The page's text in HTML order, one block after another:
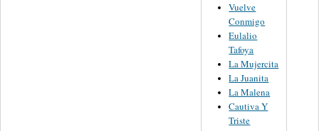
Vuelve
Conmigo
Eulalio
Tafoya
La Mujercita
La Juanita
La Malena
Cautiva Y
Triste